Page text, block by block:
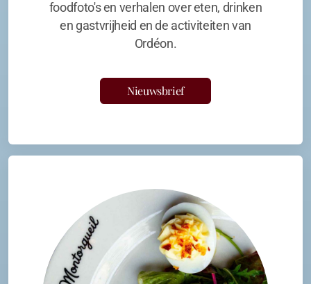
foodfoto's en verhalen over eten, drinken
en gastvrijheid en de activiteiten van
Ordéon.
Nieuwsbrief